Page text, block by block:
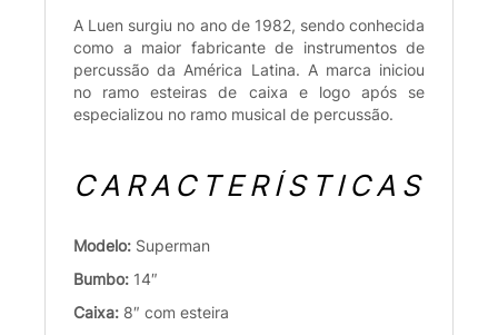
A Luen surgiu no ano de 1982, sendo conhecida
como a maior fabricante de instrumentos de
percussão da América Latina. A marca iniciou
no ramo esteiras de caixa e logo após se
especializou no ramo musical de percussão.
CARACTERÍSTICAS
Modelo: Superman
Bumbo: 14″
Caixa: 8″ com esteira